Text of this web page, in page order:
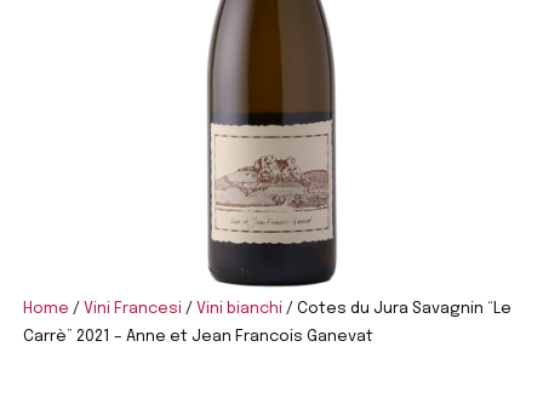
Home / Vini Francesi / Vini bianchi / Cotes du Jura Savagnin “Le
Carrè” 2021 – Anne et Jean Francois Ganevat